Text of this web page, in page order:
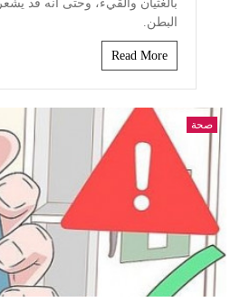
بالغثيان والقيء، وحتى أنه قد
البطن.
Read More
صحة